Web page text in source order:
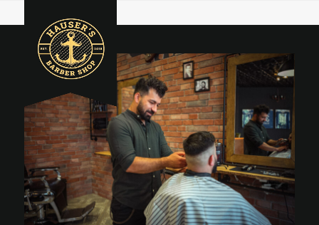
to
contentmobile
menu
mobile
menu
LY006973